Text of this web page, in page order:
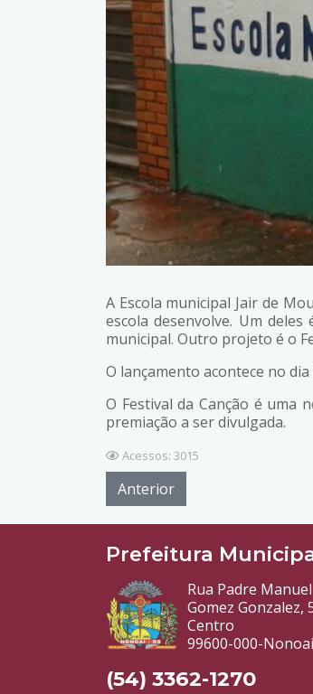
A Escola municipal Jair de
escola desenvolve. Um
municipal. Outro projeto é o
O lançamento acontece no
O Festival da Canção é uma
premiação a ser divulgada.
Acessos: 3015
Anterior
Prefeitura
Rua Padre Manuel
Gomez Gonzalez,
Centro
99600-000-
(54) 3362-1270